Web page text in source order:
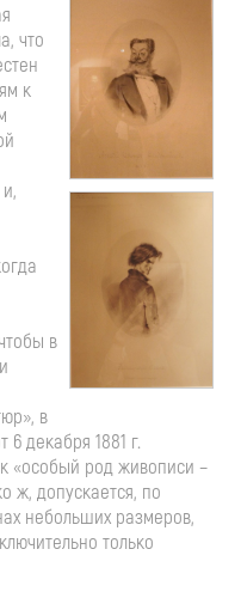
что
к
в
в
декабря 1881 г.
«особый род живописи –
ж, допускается, по
небольших размеров,
только